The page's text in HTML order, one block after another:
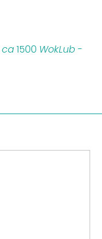
ca1500 WokLub -